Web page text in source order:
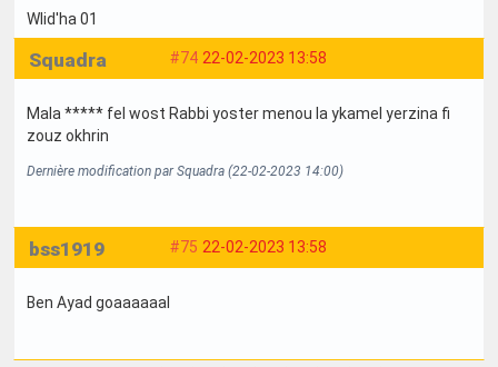
Wlid'ha 01
#74 22-02-2023 13:58
Squadra
Mala ***** fel wost Rabbi yoster menou la ykamel yerzina fi
zouz okhrin
Dernière modification par Squadra (22-02-2023 14:00)
#75 22-02-2023 13:58
bss1919
Ben Ayad goaaaaaal